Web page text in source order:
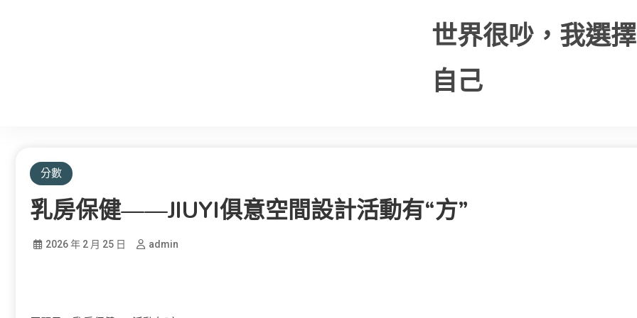
世界很吵，我選
自己
分數
乳房保健——JIUYI俱意空間設計活動有“方”
2026 年 2 月 25 日 admin